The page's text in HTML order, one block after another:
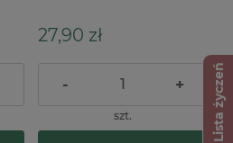
27,90 zł
- +
szt. Lista życzeń